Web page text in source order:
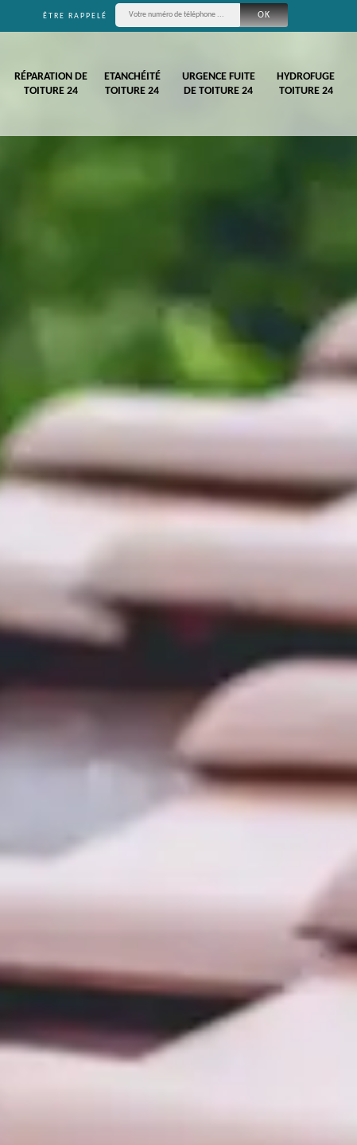
ÊTRE RAPPELÉ
RÉPARATION DE
TOITURE 24
ETANCHÉITÉ
TOITURE 24
URGENCE FUITE
DE TOITURE 24
HYDROFUGE
TOITURE 24